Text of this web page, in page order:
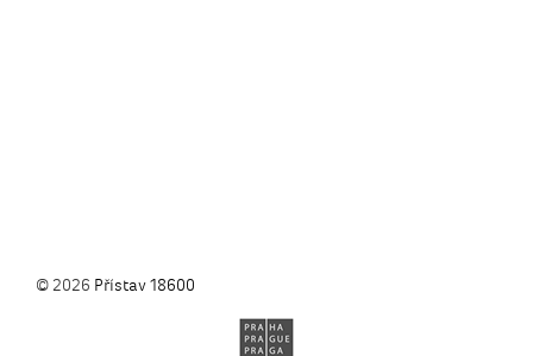
© 2026 Přístav 18600